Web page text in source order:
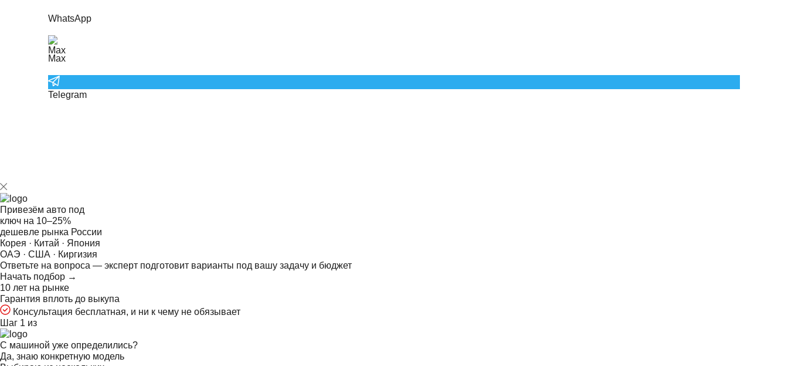
WhatsApp
Max
Telegram
Привезём авто под
ключ на 10–25%
дешевле рынка России
Корея · Китай · Япония
ОАЭ · США · Киргизия
Ответьте на вопроса — эксперт подготовит варианты под вашу задачу и бюджет
Начать подбор →
10 лет на рынке
Гарантия вплоть до выкупа
Консультация бесплатная, и ни к чему не обязывает
Шаг 1 из
С машиной уже определились?
Да, знаю конкретную модель